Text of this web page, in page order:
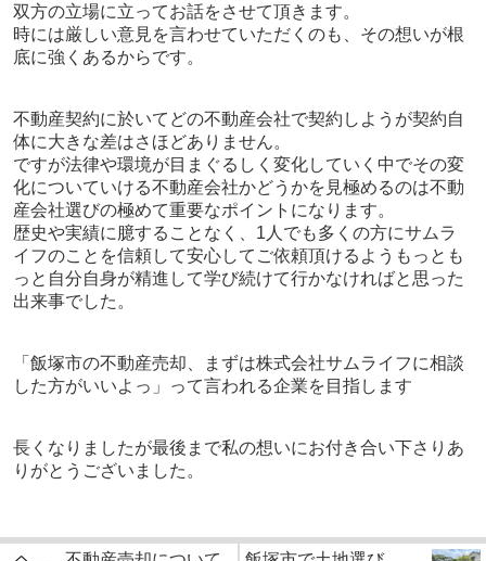
双方の立場に立ってお話をさせて頂きます。
時には厳しい意見を言わせていただくのも、 その想いが根
底に強くあるからです。
不動産契約に於いてどの不動産会社で契約しようが契約自
体に大きな差はさほどありません。
ですが法律や環境が目まぐるしく変化していく中でその変
化についていける不動産会社かどうかを見極めるのは不動
産会社選びの極めて重要なポイントになります。
歴史や実績に臆することなく、 1 人でも多くの方にサムラ
イフのことを信頼して安心してご依頼頂けるようもっとも
っと自分自身が精進して学び続けて行かなければと思った
出来事でした。
「飯塚市の不動産売却、まずは株式会社サムライフに相談
した方がいいよっ」って言われる企業を目指します
長くなりましたが最後まで私の想いにお付き合い下さりあ
りがとうございました。